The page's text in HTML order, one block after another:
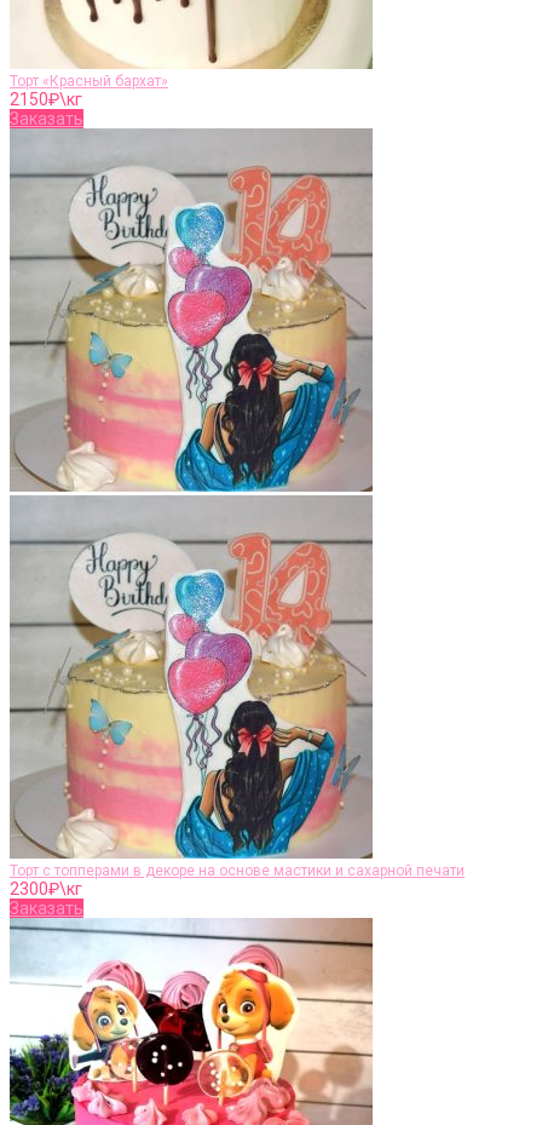
Торт «Красный бархат»
2150₽\кг
Заказать
Торт с топперами в декоре на основе мастики и сахарной печати
2300₽\кг
Заказать